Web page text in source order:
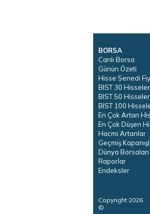
BORSA
Canlı Borsa
Günün Özeti
Hisse Senedi
BIST 30
BIST 50
BIST 100
En Çok Artan
En Çok Düşen
Hacmi Artanlar
Geçmiş
Dünya Borsaları
Raporlar
Endeksler
Copyright 2026
©